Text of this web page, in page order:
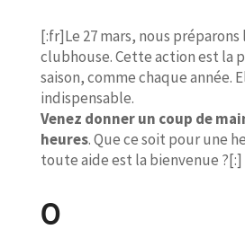
[:fr]Le 27 mars, nous
clubhouse. Cette action est la
saison, comme chaque année.
indispensable.
Venez donner un coup de
heures. Que ce soit pour une
toute aide est la bienvenue ?[:]
0